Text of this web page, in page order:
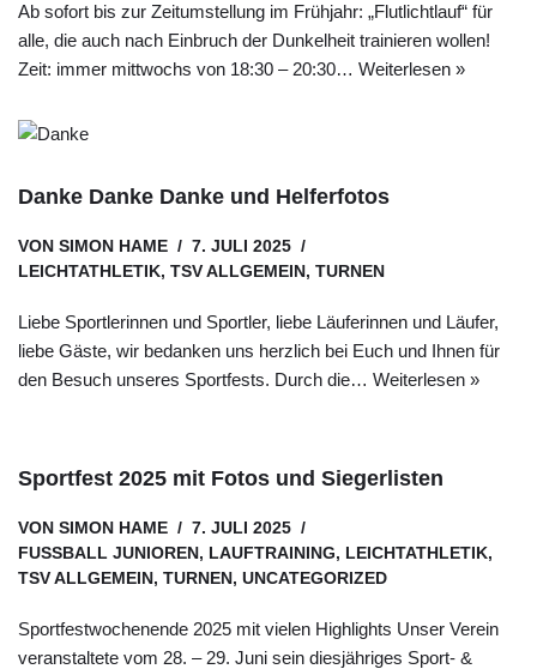
Ab sofort bis zur Zeitumstellung im Frühjahr: „Flutlichtlauf“ für
alle, die auch nach Einbruch der Dunkelheit trainieren wollen!
Zeit: immer mittwochs von 18:30 – 20:30… Weiterlesen »
Danke Danke Danke und Helferfotos
VON SIMON HAME
7. JULI 2025
LEICHTATHLETIK, TSV ALLGEMEIN , TURNEN
Liebe Sportlerinnen und Sportler, liebe Läuferinnen und Läufer,
liebe Gäste, wir bedanken uns herzlich bei Euch und Ihnen für
den Besuch unseres Sportfests. Durch die… Weiterlesen »
Sportfest 2025 mit Fotos und Siegerlisten
VON SIMON HAME
7. JULI 2025
FUSSBALL JUNIOREN
, LAUFTRAINING, LEICHTATHLETIK,
TSV ALLGEMEIN , TURNEN , UNCATEGORIZED
Sportfestwochenende 2025 mit vielen Highlights Unser Verein
veranstaltete vom 28. – 29. Juni sein diesjähriges Sport- &